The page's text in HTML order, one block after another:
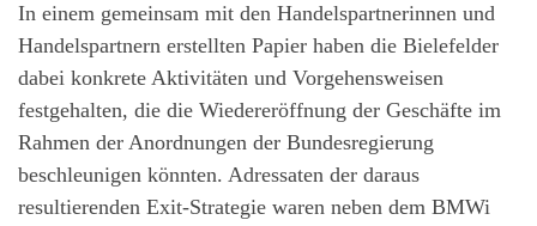
In einem gemeinsam mit den Handelspartnerinnen und
Handelspartnern erstellten Papier haben die Bielefelder
dabei konkrete Aktivitäten und Vorgehensweisen
festgehalten, die die Wiedereröffnung der Geschäfte im
Rahmen der Anordnungen der Bundesregierung
beschleunigen könnten. Adressaten der daraus
resultierenden Exit-Strategie waren neben dem BMWi